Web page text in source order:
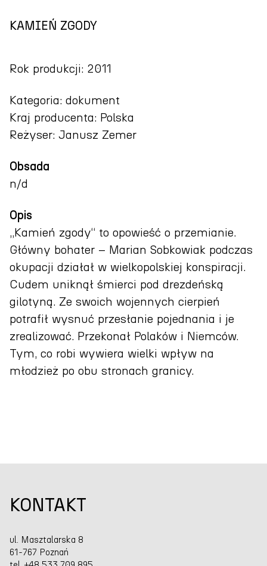
KAMIEŃ ZGODY
Rok produkcji: 2011
Kategoria: dokument
Kraj producenta: Polska
Reżyser: Janusz Zemer
Obsada
n/d
Opis
„Kamień zgody“ to opowieść o przemianie.
Główny bohater – Marian Sobkowiak podczas
okupacji działał w wielkopolskiej konspiracji.
Cudem uniknął śmierci pod drezdeńską
gilotyną. Ze swoich wojennych cierpień
potrafił wysnuć przesłanie pojednania i je
zrealizować. Przekonał Polaków i Niemców.
Tym, co robi wywiera wielki wpływ na
młodzież po obu stronach granicy.
KONTAKT
ul. Masztalarska 8
61-767 Poznań